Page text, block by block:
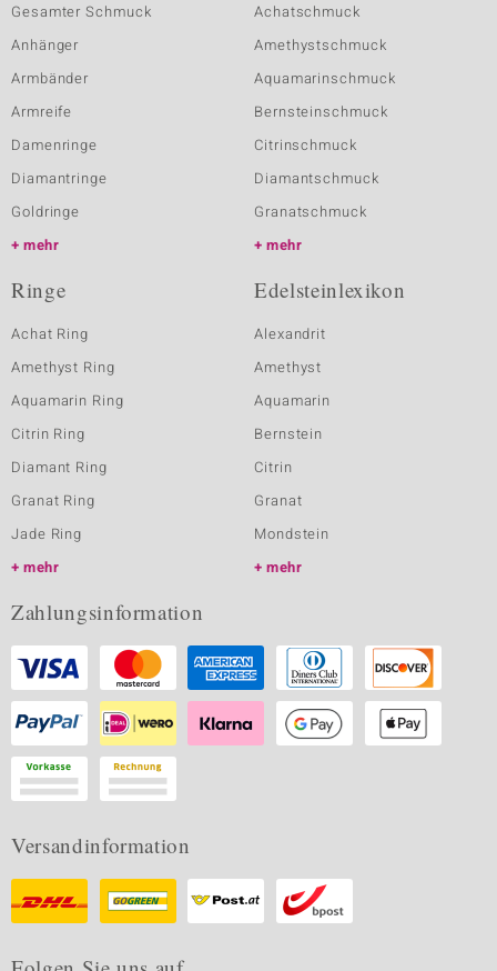
Gesamter Schmuck
Anhänger
Armbänder
Armreife
Damenringe
Diamantringe
Goldringe
mehr
Achatschmuck
Amethystschmuck
Aquamarinschmuck
Bernsteinschmuck
Citrinschmuck
Diamantschmuck
Granatschmuck
mehr
Ringe
Achat Ring
Amethyst Ring
Aquamarin Ring
Citrin Ring
Diamant Ring
Granat Ring
Jade Ring
mehr
Edelsteinlexikon
Alexandrit
Amethyst
Aquamarin
Bernstein
Citrin
Granat
Mondstein
mehr
Zahlungsinformation
Versandinformation